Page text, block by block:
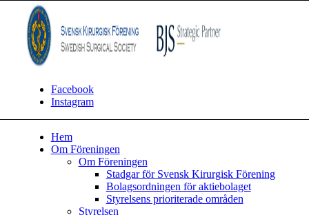
Facebook
Instagram
Hem
Om Föreningen
Om Föreningen
Stadgar för Svensk Kirurgisk Förening
Bolagsordningen för aktiebolaget
Styrelsens prioriterade områden
Styrelsen